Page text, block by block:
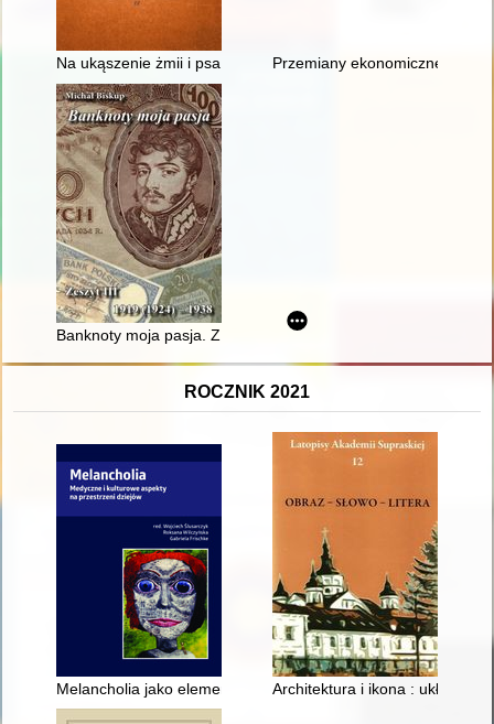
Na ukąszenie żmii i psa wściekłego" : receptury na
Przemiany ekonomiczne i
Banknoty moja pasja. Z. 3,
ROCZNIK 2021
Melancholia jako element podróży w XVIII wieku na
Architektura i ikona : układ